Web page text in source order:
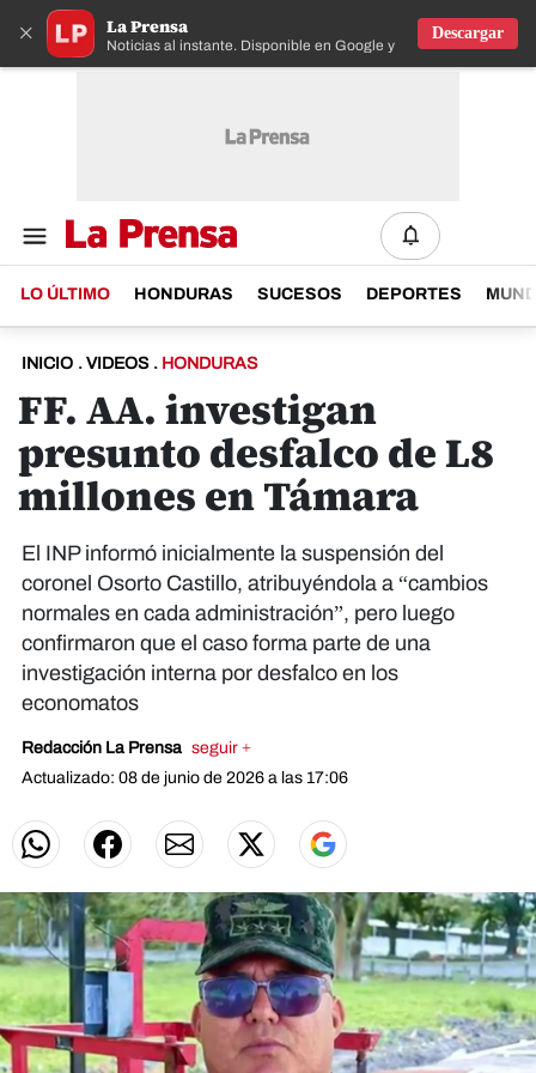
× La Prensa
Noticias al instante. Disponible en Google y IOS
Descargar
LO ÚLTIMO HONDURAS SUCESOS DEPORTES
INICIO . VIDEOS . HONDURAS
FF. AA. investigan
presunto desfalco de L8
millones en Támara
El INP informó inicialmente la suspensión del
coronel Osorto Castillo, atribuyéndola a “cambios
normales en cada administración”, pero luego
confirmaron que el caso forma parte de una
investigación interna por desfalco en los
economatos
Redacción La Prensa seguir +
Actualizado: 08 de junio de 2026 a las 17:06